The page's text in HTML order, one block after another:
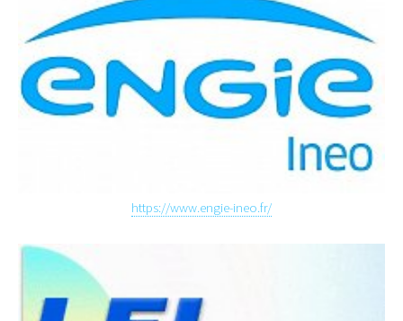
https://www.engie-ineo.fr/